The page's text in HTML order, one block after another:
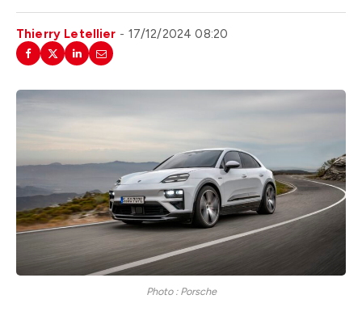
Thierry Letellier 17/12/2024 08:20
Photo : Porsche